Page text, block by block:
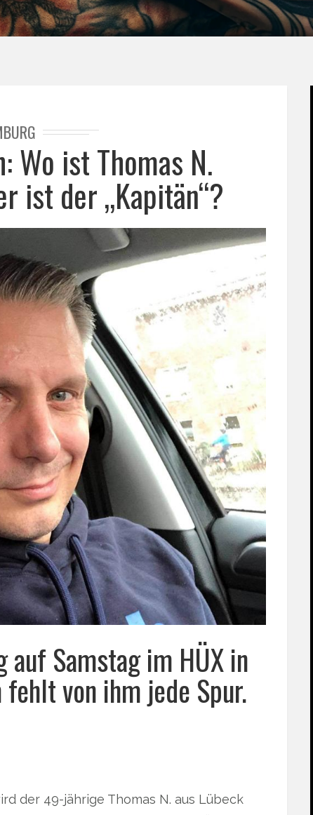
Wo ist Thomas N.
ist der „Kapitän“?
auf Samstag im HÜX in
von ihm jede Spur.
der 49-jährige Thomas N. aus Lübeck